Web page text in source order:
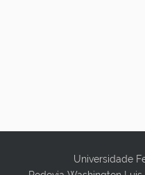
Universidade